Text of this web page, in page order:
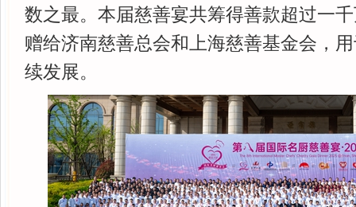
数之最。本届慈善宴共筹得善款超过一
赠给济南慈善总会和上海慈善基金会，
续发展。